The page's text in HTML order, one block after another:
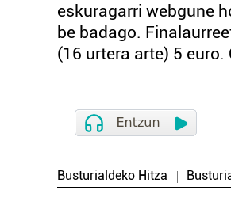
eskuragarri webgune
be badago.
(16 urtera arte) 5
Busturialdeko Hitza